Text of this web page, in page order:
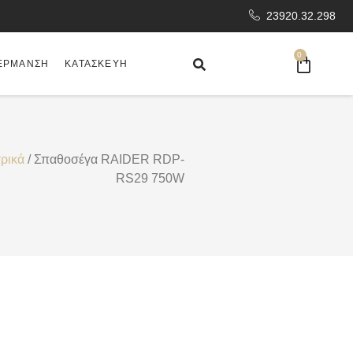
23920.32.298
ΚΑΤΑΣΚΕΥΉ
0
/ Σπαθοσέγα RAIDER RDP-
RS29 750W